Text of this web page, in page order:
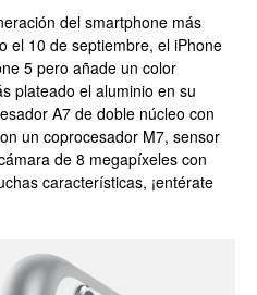
del smartphone más
el 10 de septiembre, el iPhone
5 pero añade un color
plateado el aluminio en su
A7 de doble núcleo con
un coprocesador M7, sensor
de 8 megapíxeles con
características, ¡entérate